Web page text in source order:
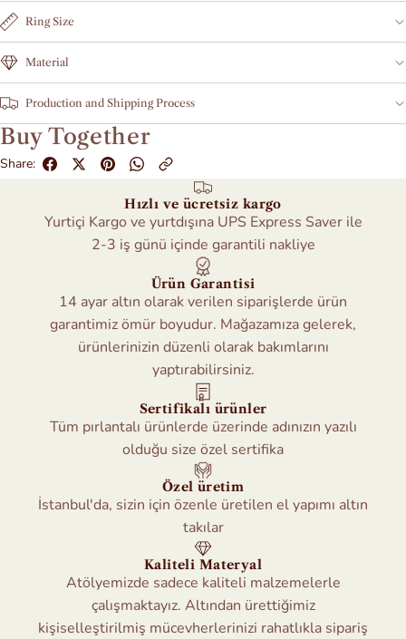
Ring Size
Material
Production and Shipping Process
Buy Together
Share:
Hızlı ve ücretsiz kargo
Yurtiçi Kargo ve yurtdışına UPS Express Saver ile
2-3 iş günü içinde garantili nakliye
Ürün Garantisi
14 ayar altın olarak verilen siparişlerde ürün
garantimiz ömür boyudur. Mağazamıza gelerek,
ürünlerinizin düzenli olarak bakımlarını
yaptırabilirsiniz.
Sertifikalı ürünler
Tüm pırlantalı ürünlerde üzerinde adınızın yazılı
olduğu size özel sertifika
Özel üretim
İstanbul'da, sizin için özenle üretilen el yapımı altın
takılar
Kaliteli Materyal
Atölyemizde sadece kaliteli malzemelerle
çalışmaktayız. Altından ürettiğimiz
kişiselleştirilmiş mücevherlerinizi rahatlıkla sipariş